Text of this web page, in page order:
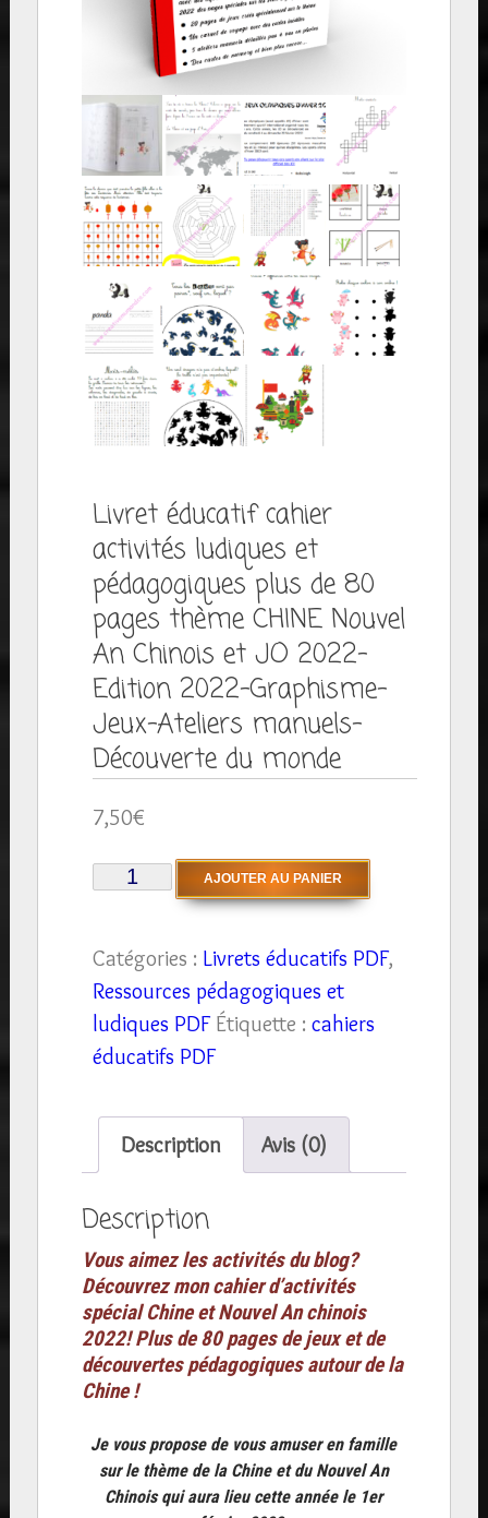
Livret éducatif cahier
activités ludiques et
pédagogiques plus de 80
pages thème CHINE Nouvel
An Chinois et JO 2022-
Edition 2022-Graphisme-
Jeux-Ateliers manuels-
Découverte du monde
7,50€
quantité
éducatif
cahier
activités
ludiques
pédagogiques
plus
de
80
pages
thème
CHINE
Nouvel
An
Chinois
et
JO
AJOUTER AU PANIER
Catégories : Livrets éducatifs PDF,
Ressources pédagogiques et
ludiques PDF Étiquette : cahiers
éducatifs PDF
Description Avis (0)
Description
Vous aimez les activités du blog?
Découvrez mon cahier d’activités
spécial Chine et Nouvel An chinois
2022! Plus de 80 pages de jeux et de
découvertes pédagogiques autour de la
Chine !
Je vous propose de vous amuser en famille
sur le thème de la Chine et du Nouvel An
Chinois qui aura lieu cette année le 1er